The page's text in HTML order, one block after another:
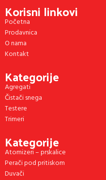
Korisni linkovi
Početna
Prodavnica
O nama
Kontakt
Kategorije
Agregati
Čistači snega
Testere
Trimeri
Kategorije
Atomizeri – prskalice
Perači pod pritiskom
Duvači